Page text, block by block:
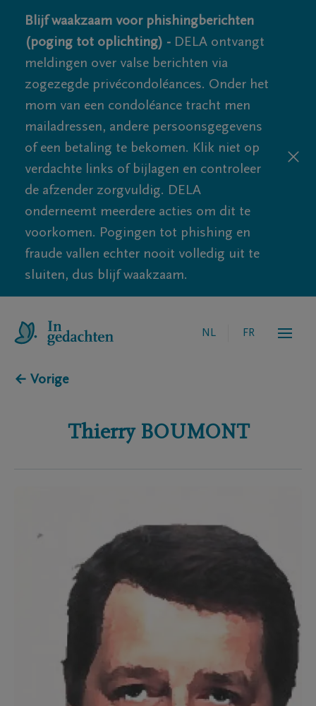
Blijf waakzaam voor phishingberichten
(poging tot oplichting) - DELA ontvangt
meldingen over valse berichten via
zogezegde privécondoléances. Onder het
mom van een condoléance tracht men
mailadressen, andere persoonsgegevens
of een betaling te bekomen. Klik niet op
verdachte links of bijlagen en controleer
de afzender zorgvuldig. DELA
onderneemt meerdere acties om dit te
voorkomen. Pogingen tot phishing en
fraude vallen echter nooit volledig uit te
sluiten, dus blijf waakzaam.
NL FR
← Vorige
Thierry BOUMONT